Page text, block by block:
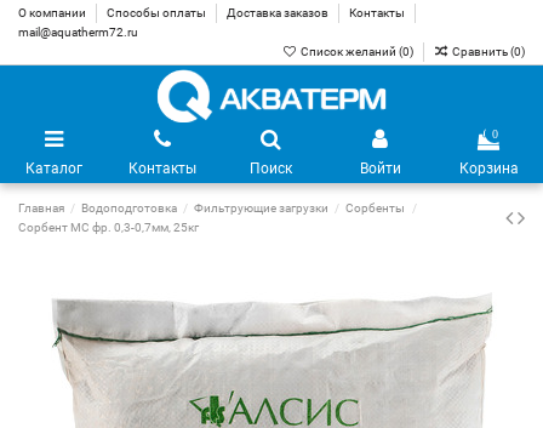
О компании Способы оплаты Доставка заказов
Контакты
mail@aquatherm72.ru
Список желаний (0) Сравнить (0)
Каталог Контакты Поиск Войти
0
Корзина
Главная Водоподготовка Фильтрующие загрузки
Сорбенты
Сорбент МС фр. 0,3-0,7мм, 25кг